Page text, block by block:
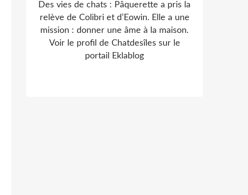
Des vies de chats : Pâquerette a pris la
relève de Colibri et d’Eowin. Elle a une
mission : donner une âme à la maison.
Voir le profil de Chatdesîles sur le
portail Eklablog